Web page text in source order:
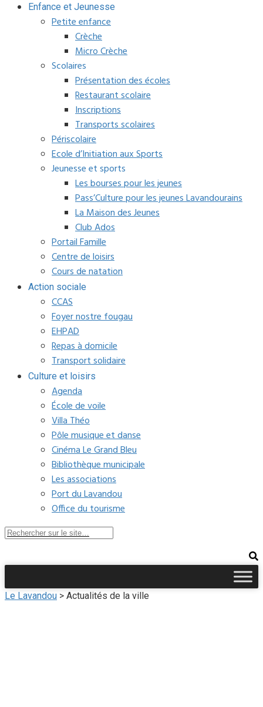
Enfance et Jeunesse
Petite enfance
Crèche
Micro Crèche
Scolaires
Présentation des écoles
Restaurant scolaire
Inscriptions
Transports scolaires
Périscolaire
Ecole d’Initiation aux Sports
Jeunesse et sports
Les bourses pour les jeunes
Pass’Culture pour les jeunes Lavandourains
La Maison des Jeunes
Club Ados
Portail Famille
Centre de loisirs
Cours de natation
Action sociale
CCAS
Foyer nostre fougau
EHPAD
Repas à domicile
Transport solidaire
Culture et loisirs
Agenda
École de voile
Villa Théo
Pôle musique et danse
Cinéma Le Grand Bleu
Bibliothèque municipale
Les associations
Port du Lavandou
Office du tourisme
Le Lavandou > Actualités de la ville